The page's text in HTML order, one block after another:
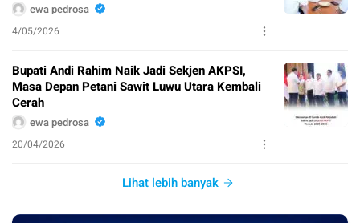
ewa pedrosa
4/05/2026
Bupati Andi Rahim Naik Jadi Sekjen AKPSI,
Masa Depan Petani Sawit Luwu Utara Kembali
Cerah
ewa pedrosa
20/04/2026
Lihat lebih banyak